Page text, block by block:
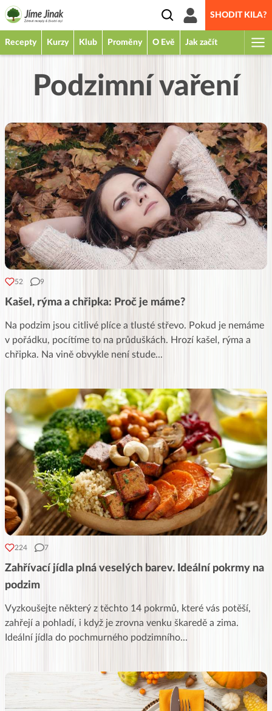
SHODIT KILA?
Recepty Kurzy Klub Proměny O Evě Jak začít
Podzimní vaření
52 9
Kašel, rýma a chřipka: Proč je máme?
Na podzim jsou citlivé plíce a tlusté střevo. Pokud je nemáme
v pořádku, pocítíme to na průduškách. Hrozí kašel, rýma a
chřipka. Na vině obvykle není stude...
224 7
Zahřívací jídla plná veselých barev. Ideální pokrmy na
podzim
Vyzkoušejte některý z těchto 14 pokrmů, které vás potěší,
zahřejí a pohladí, i když je zrovna venku škaredě a zima.
Ideální jídla do pochmurného podzimního...